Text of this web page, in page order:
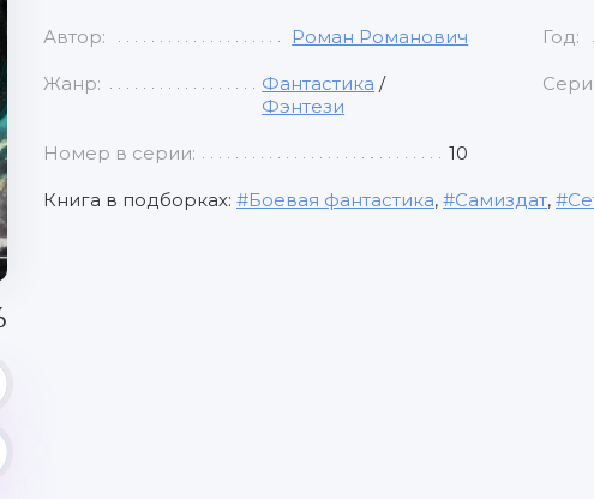
Автор: Роман Романович Год:
Жанр: Фантастика /
Фэнтези
Номер в серии: 10
Книга в подборках: Боевая фантастика, Самиздат,